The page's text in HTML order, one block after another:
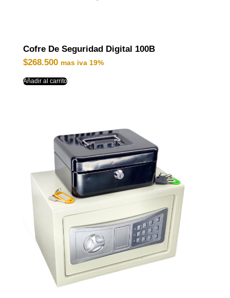
Cofre De Seguridad Digital 100B
$268.500 mas iva 19%
Añadir al carrito